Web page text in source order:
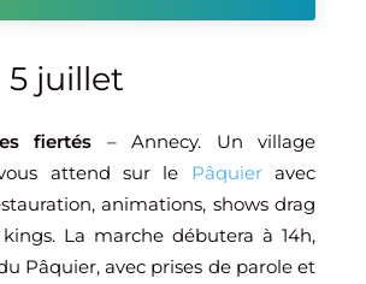
5 juillet
fiertés – Annecy. Un village
attend sur le Pâquieravec
animations, shows drag
La marche débutera à 14h,
Pâquier, avec prises de parole et